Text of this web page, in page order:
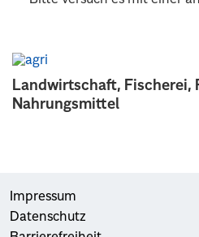
Landwirtschaft, Fischerei,
Nahrungsmittel
Impressum
Datenschutz